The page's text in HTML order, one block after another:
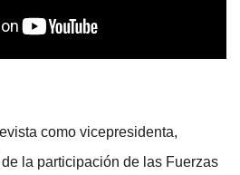
como vicepresidenta,
la participación de las Fuerzas